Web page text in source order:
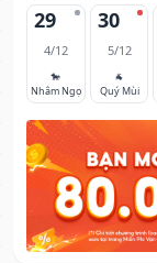
29
4/12
🐎
Nhâm Ngọ
30
5/12
🐐
Quý Mùi